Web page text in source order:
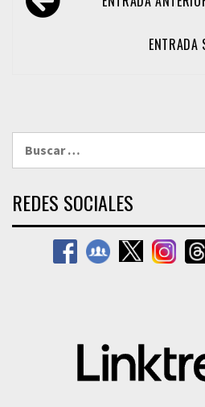
de
ENTRADA
REDES SOCIALES